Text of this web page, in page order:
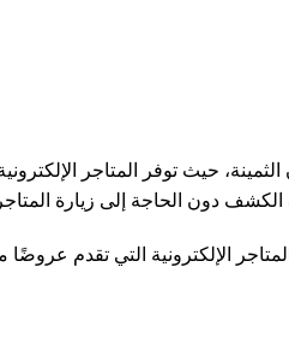
حيث توفر المتاجر
دون الحاجة إلى زيارة المتاجر
الإلكترونية التي تقدم